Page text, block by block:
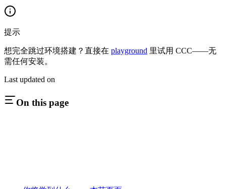
提示
想完全跳过环境搭建？直接在 playground 里试用 CCC——无
需任何安装。
Last updated on
On this page